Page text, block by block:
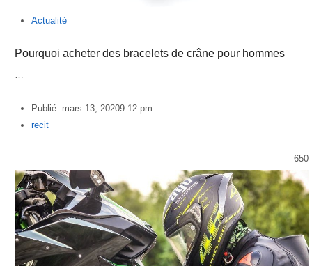
Actualité
Pourquoi acheter des bracelets de crâne pour hommes
Publié :mars 13, 20209:12 pm
Author
recit
650